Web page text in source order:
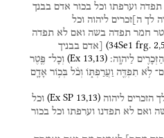
תפדה וערפתו וכל בכור אדם בבנך
לך ה]זכרים ליהוה וכל
חמר תפדה בשה ואם לא תפדה
(34Se1 frg. 2,5 [אדם בבניך
הַזְּכָרִ֖ים לַיהוָֽה׃ (Ex 13,13) וְכָל־ פֶּ֤טֶר
לֹ֥א תִפְדֶּ֖ה וַעֲרַפְתּ֑וֹ וְכֹ֨ל בְּכ֥וֹר אָדָ֛ם
הזכרים ליהוה (Ex SP 13,13)
וכל
ואם לא תפדנו וערפתו וכל בכור